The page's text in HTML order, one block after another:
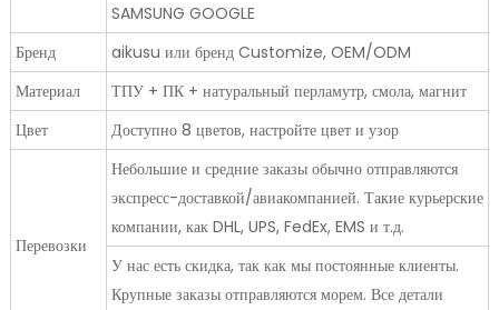
SAMSUNG GOOGLE
Бренд
aikusu или бренд Customize, OEM/ODM
Материал
ТПУ + ПК + натуральный перламутр, смола, магнит
Цвет
Доступно 8 цветов, настройте цвет и узор
Перевозки
Небольшие и средние заказы обычно отправляются
экспресс-доставкой/авиакомпанией. Такие курьерские
компании, как DHL, UPS, FedEx, EMS и т.д.
У нас есть скидка, так как мы постоянные клиенты.
Крупные заказы отправляются морем. Все детали